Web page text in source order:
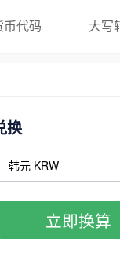
币代码 大写
换
立即换算